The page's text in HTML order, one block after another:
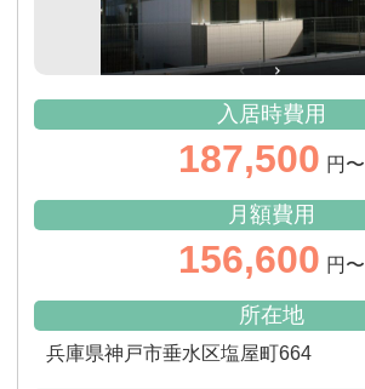
入居時費用
187,500 円〜
月額費用
156,600 円〜
所在地
兵庫県神戸市垂水区塩屋町664